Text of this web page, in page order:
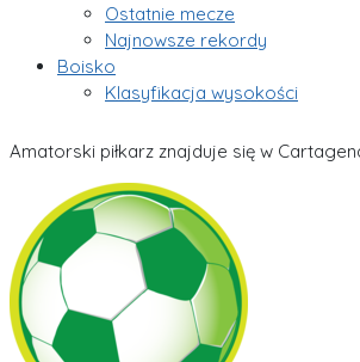
Ostatnie mecze
Najnowsze rekordy
Boisko
Klasyfikacja wysokości
Amatorski piłkarz znajduje się w